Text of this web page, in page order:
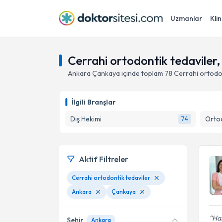
Uzmanlar
Cerrahi ortodontik tedaviler,
Ankara Çankaya içinde toplam 78 Cerrahi
İlgili Branşlar
Diş Hekimi
74
Aktif Filtreler
Cerrahi ortodontik tedaviler
Ankara
Çankaya
Şehir Ankara